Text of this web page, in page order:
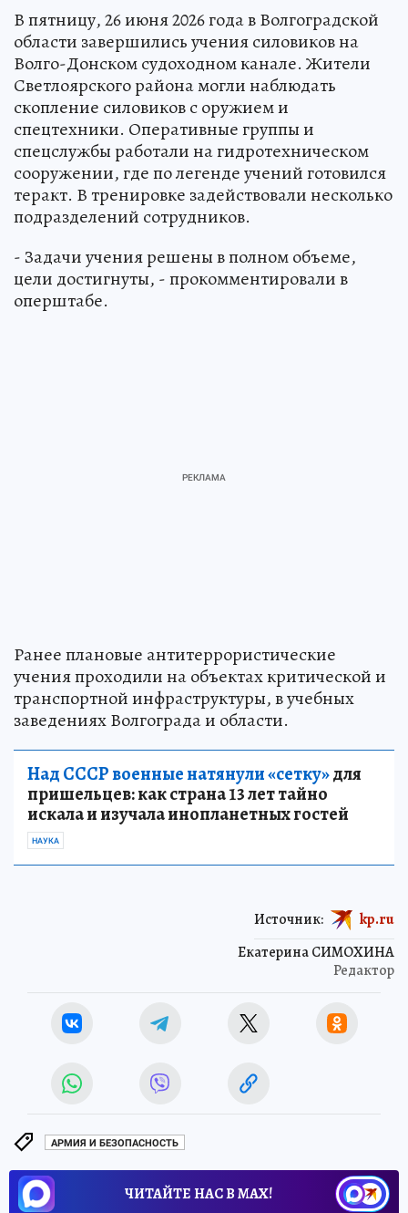
В пятницу, 26 июня 2026 года в Волгоградской
области завершились учения силовиков на
Волго-Донском судоходном канале. Жители
Светлоярского района могли наблюдать
скопление силовиков с оружием и
спецтехники. Оперативные группы и
спецслужбы работали на гидротехническом
сооружении, где по легенде учений готовился
теракт. В тренировке задействовали несколько
подразделений сотрудников.
- Задачи учения решены в полном объеме,
цели достигнуты, - прокомментировали в
оперштабе.
Ранее плановые антитеррористические
учения проходили на объектах критической и
транспортной инфраструктуры, в учебных
заведениях Волгограда и области.
Над СССР военные натянули «сетку»для
пришельцев: как страна 13 лет тайно
искала и изучала инопланетных гостей
НАУКА
Екатерина СИМОХИНА
Редактор
Источник: kp.ru
АРМИЯ И БЕЗОПАСНОСТЬ
ЧИТАЙТЕ НАС В МАХ!